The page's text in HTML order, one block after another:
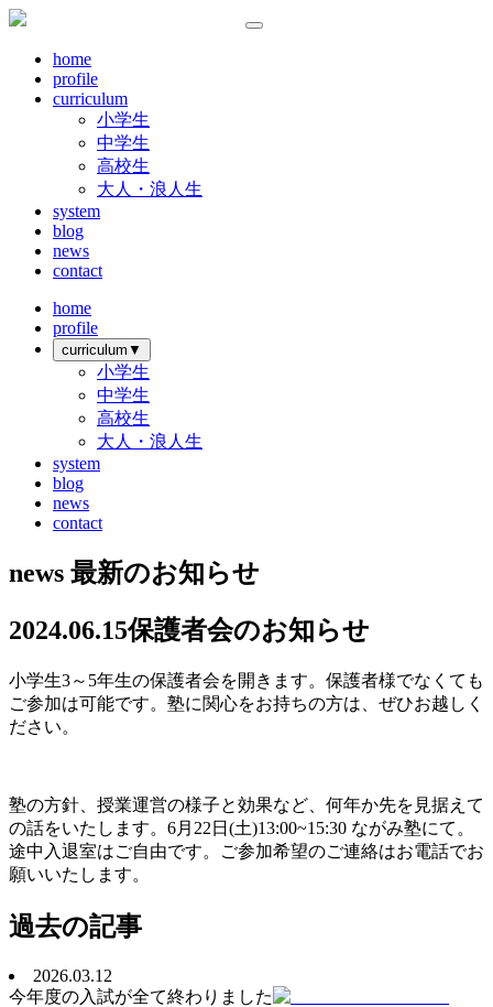
home
profile
curriculum
小学生
中学生
高校生
大人・浪人生
system
blog
news
contact
home
profile
curriculum ▼
小学生
中学生
高校生
大人・浪人生
system
blog
news
contact
news 最新のお知らせ
2024.06.15保護者会のお知らせ
小学生3～5年生の保護者会を開きます。保護者様でなくても
ご参加は可能です。塾に関心をお持ちの方は、ぜひお越しく
ださい。
塾の方針、授業運営の様子と効果など、何年か先を見据えて
の話をいたします。6月22日(土)13:00~15:30 ながみ塾にて。
途中入退室はご自由です。ご参加希望のご連絡はお電話でお
願いいたします。
過去の記事
2026.03.12
今年度の入試が全て終わりました